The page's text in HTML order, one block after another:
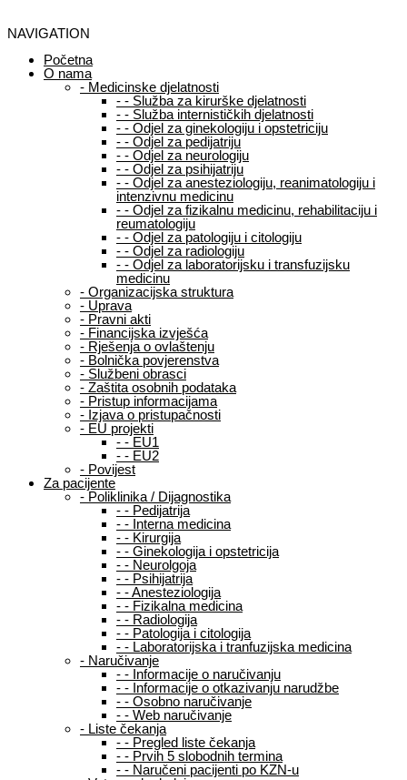
NAVIGATION
Početna
O nama
- Medicinske djelatnosti
- - Služba za kirurške djelatnosti
- - Služba internističkih djelatnosti
- - Odjel za ginekologiju i opstetriciju
- - Odjel za pedijatriju
- - Odjel za neurologiju
- - Odjel za psihijatriju
- - Odjel za anesteziologiju, reanimatologiju i
intenzivnu medicinu
- - Odjel za fizikalnu medicinu, rehabilitaciju i
reumatologiju
- - Odjel za patologiju i citologiju
- - Odjel za radiologiju
- - Odjel za laboratorijsku i transfuzijsku
medicinu
- Organizacijska struktura
- Uprava
- Pravni akti
- Financijska izvješća
- Rješenja o ovlaštenju
- Bolnička povjerenstva
- Službeni obrasci
- Zaštita osobnih podataka
- Pristup informacijama
- Izjava o pristupačnosti
- EU projekti
- - EU1
- - EU2
- Povijest
Za pacijente
- Poliklinika / Dijagnostika
- - Pedijatrija
- - Interna medicina
- - Kirurgija
- - Ginekologija i opstetricija
- - Neurolgoja
- - Psihijatrija
- -Anesteziologija
- - Fizikalna medicina
- - Radiologija
- - Patologija i citologija
- - Laboratorijska i tranfuzijska medicina
- Naručivanje
- - Informacije o naručivanju
- - Informacije o otkazivanju narudžbe
- - Osobno naručivanje
- - Web naručivanje
- Liste čekanja
- - Pregled liste čekanja
- - Prvih 5 slobodnih termina
- - Naručeni pacijenti po KZN-u